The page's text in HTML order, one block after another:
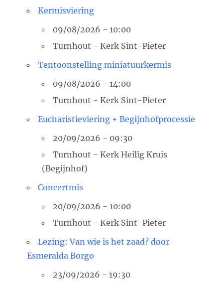
Kermisviering
09/08/2026 - 10:00
Turnhout - Kerk Sint-Pieter
Tentoonstelling miniatuurkermis
09/08/2026 - 14:00
Turnhout - Kerk Sint-Pieter
Eucharistieviering + Begijnhofprocessie
20/09/2026 - 09:30
Turnhout - Kerk Heilig Kruis
(Begijnhof)
Concertmis
20/09/2026 - 10:00
Turnhout - Kerk Sint-Pieter
Lezing: Van wie is het zaad? door
Esmeralda Borgo
23/09/2026 - 19:30